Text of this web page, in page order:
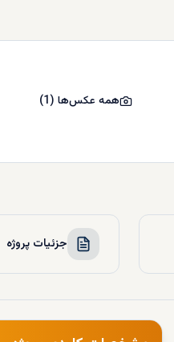
همه عکس‌ها(
1
)
جزئیات پروژه